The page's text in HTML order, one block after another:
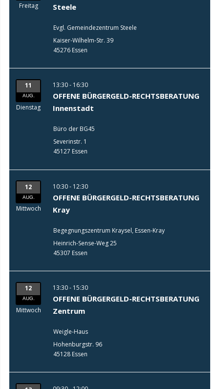
Freitag
Steele
Evgl. Gemeindezentrum Steele
Kaiser-Wilhelm-Str. 39
45276 Essen
11
AUG.
Dienstag
13:30 - 16:30
OFFENE BÜRGERGELD-RECHTSBERATUNG
Innenstadt
Büro der BG45
Severinstr. 1
45127 Essen
12
AUG.
Mittwoch
10:30 - 12:30
OFFENE BÜRGERGELD-RECHTSBERATUNG
Kray
Begegnungszentrum Kraysel, Essen-Kray
Heinrich-Sense-Weg 25
45307 Essen
12
AUG.
Mittwoch
13:30 - 15:30
OFFENE BÜRGERGELD-RECHTSBERATUNG
Zentrum
Weigle-Haus
Hohenburgstr. 96
45128 Essen